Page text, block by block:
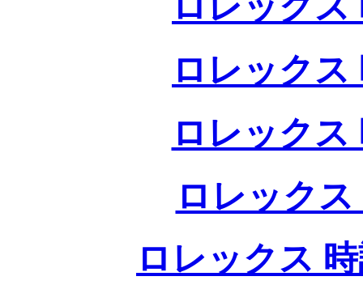
ロレックス
ロレックス
ロレック
ロレックス